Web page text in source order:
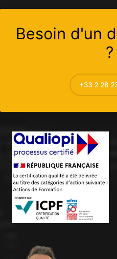
Besoin d'un
?
+33 2 28